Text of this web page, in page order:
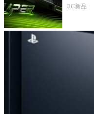
功耗、
3C新品